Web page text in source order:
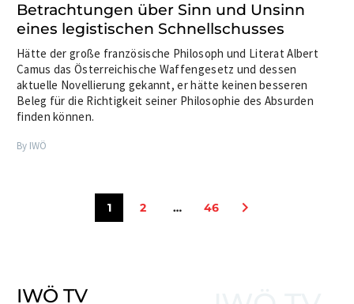
Betrachtungen über Sinn und Unsinn
eines legistischen Schnellschusses
Hätte der große französische Philosoph und Literat Albert
Camus das Österreichische Waffengesetz und dessen
aktuelle Novellierung gekannt, er hätte keinen besseren
Beleg für die Richtigkeit seiner Philosophie des Absurden
finden können.
By IWÖ
1 2 … 46
IWÖ TV